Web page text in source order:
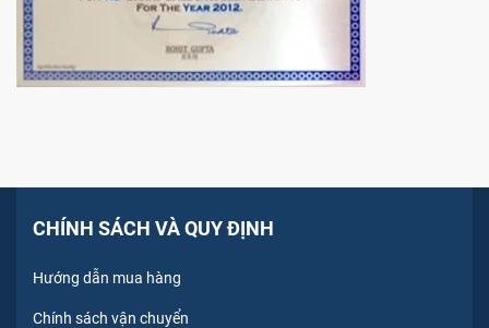
CHÍNH SÁCH VÀ QUY ĐỊNH
Hướng dẫn mua hàng
Chính sách vận chuyển